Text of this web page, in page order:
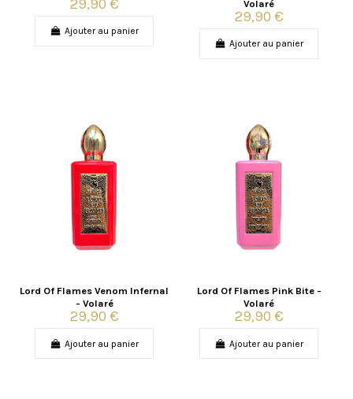
29,90 €
Ajouter au panier
Volaré
29,90 €
Ajouter au panier
Lord Of Flames Venom Infernal
- Volaré
29,90 €
Ajouter au panier
Lord Of Flames Pink Bite -
Volaré
29,90 €
Ajouter au panier